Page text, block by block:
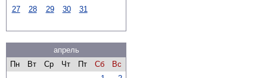
27
28 29 30 31
апрель
Пн
Вт Ср Чт Пт Сб
Вс